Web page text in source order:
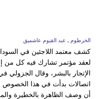
الخرطوم ـ عبد القيوم عاشميق
كشف معتمد اللاجئين في
لعقد مؤتمر تشارك فيه كل من
الإتجار بالبشر، وقال
اتصالات بدأت في هذا الخصوص
أن وصف الظاهرة بالخطيرة